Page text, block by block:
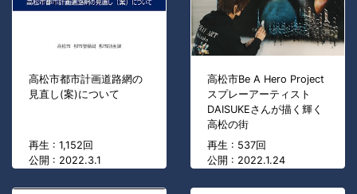
高松市都市計画道路網の
見直し(案)について
再生 : 1,152回
公開 : 2022.3.1
高松市Be A Hero Project
スプレーアーティスト
DAISUKEさんが描く輝く
高松の街
再生 : 537回
公開 : 2022.1.24